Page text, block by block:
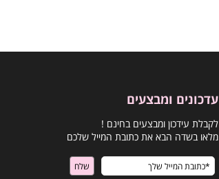
עדכונים ומבצעים
לקבלת עידכון ומבצעים בחינם !
מלאו בשדה הבא את כתובת המייל שלכם